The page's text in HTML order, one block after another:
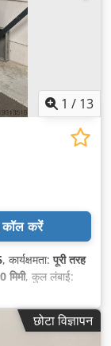
1 / 13
कॉल करें
, कार्यक्षमता:पूरी तरह
मिमी, कुल लंबाई:
छोटा विज्ञापन